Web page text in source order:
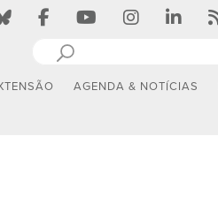
AGENDA & NOTÍCIAS